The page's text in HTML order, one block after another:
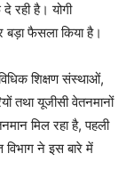
रही है। योगी
फैसला किया है।
शिक्षण संस्थाओं,
तथा यूजीसी वेतनमानों
मिल रहा है, पहली
विभाग ने इस बारे में